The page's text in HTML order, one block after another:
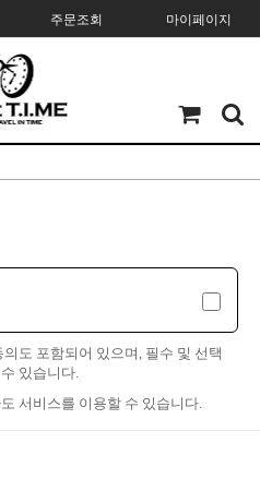
주문조회 마이페이지
도 포함되어 있으며, 필수 및 선택
있습니다.
서비스를 이용할 수 있습니다.